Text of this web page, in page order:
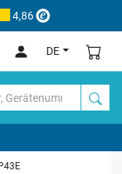
4,86
DE